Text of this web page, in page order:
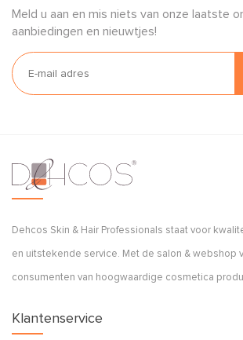
Meld u aan en mis niets van onze laatste
aanbiedingen en nieuwtjes!
Dehcos Skin & Hair Professionals staat voor
en uitstekende service. Met de salon & webshop
consumenten van hoogwaardige cosmetica
Klantenservice